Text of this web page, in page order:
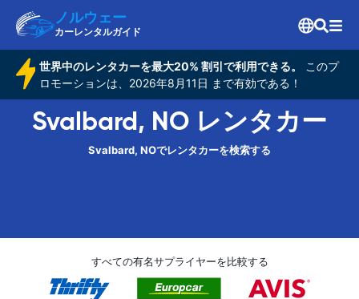
ノルウェー
カーレンタルガイド
世界中のレンタカーを最大20% 割引で利用できる。
このプ
ロモーションは、2026年8月11日 まで有効である！
Svalbard, NO レンタカー
Svalbard, NOでレンタカーを検索する
すべての有名サプライヤーを比較する